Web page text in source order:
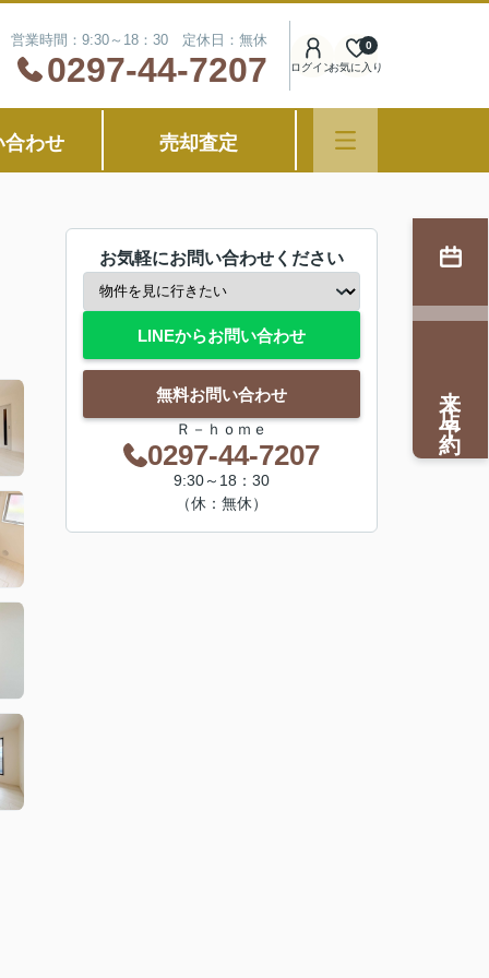
営業時間：9:30～18：30 定休日：無休
0297-44-7207 ログインお気に入り
0
合わせ 売却査定
お気軽にお問い合わせください
LINEからお問い合わせ
無料お問い合わせ
Ｒ－ｈｏｍｅ
0297-44-7207
9:30～18：30
（休：無休）
来店予約